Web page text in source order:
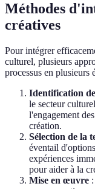
Méthodes
créatives
Pour intégrer
culturel, plusieurs
processus en plusieurs
Identification
le secteur
l'engagement
création.
Sélection de la
éventail
expériences
pour aider à la
Mise en œuvre